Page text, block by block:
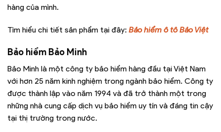
hàng của mình.
Tìm hiểu chi tiết sản phẩm tại đây: Bảo hiểm ô tô Bảo Việt
Bảo hiểm Bảo Minh
Bảo Minh là một công ty bảo hiểm hàng đầu tại Việt Nam
với hơn 25 năm kinh nghiệm trong ngành bảo hiểm. Công ty
được thành lập vào năm 1994 và đã trở thành một trong
những nhà cung cấp dịch vụ bảo hiểm uy tín và đáng tin cậy
tại thị trường trong nước.